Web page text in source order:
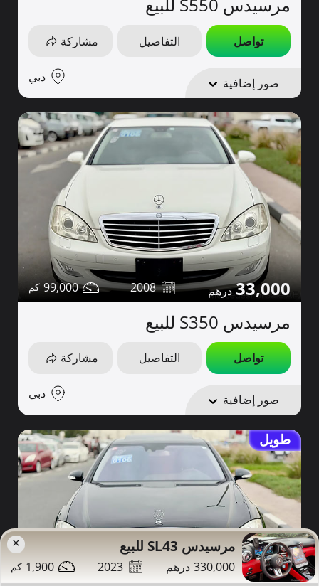
مرسيدس S550 للبيع
تواصل التفاصيل مشاركة
صور إضافية دبي
33,000
2008
99,000
مرسيدس S350 للبيع
تواصل التفاصيل مشاركة
صور إضافية دبي
طويل
× مرسيدس SL43 للبيع
330,000
2023
1,900